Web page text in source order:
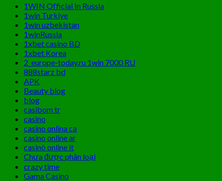
1WIN Official In Russia
1win Turkiye
1win uzbekistan
1winRussia
1xbet casino BD
1xbet Korea
2_europe-today.ru 1win 7000 RU
888starz bd
APK
Beauty blog
blog
casibom tr
casino
casino onlina ca
casino online ar
casinò online it
Chưa được phân loại
crazy time
Gama Casino